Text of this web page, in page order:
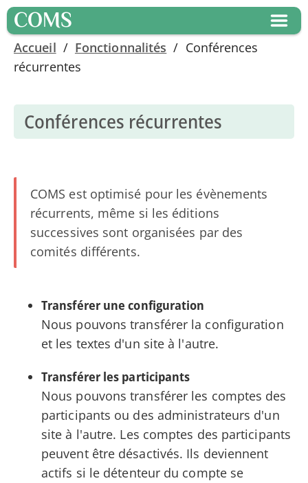
COMS
Accueil / Fonctionnalités / Conférences
récurrentes
Conférences récurrentes
COMS est optimisé pour les évènements
récurrents, même si les éditions
successives sont organisées par des
comités différents.
Transférer une configuration
Nous pouvons transférer la configuration
et les textes d'un site à l'autre.
Transférer les participants
Nous pouvons transférer les comptes des
participants ou des administrateurs d'un
site à l'autre. Les comptes des participants
peuvent être désactivés. Ils deviennent
actifs si le détenteur du compte se